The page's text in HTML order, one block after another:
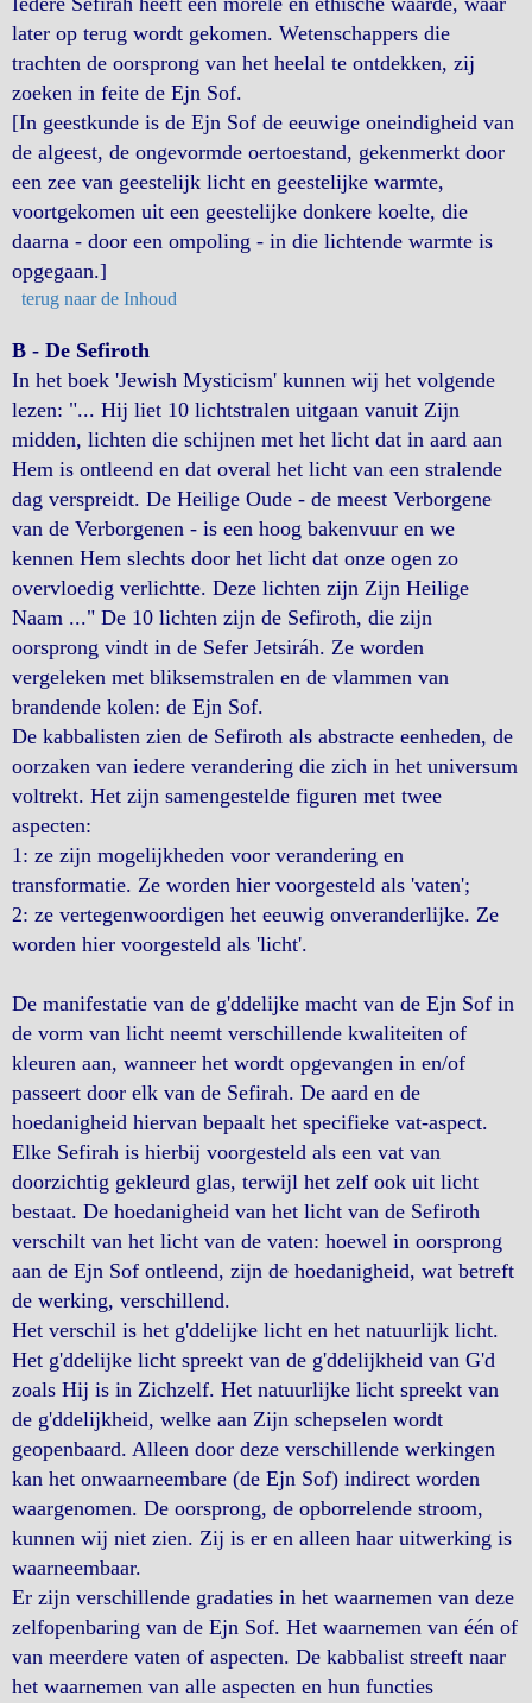
later op terug wordt gekomen. Wetenschappers die
trachten de oorsprong van het heelal te ontdekken, zij
zoeken in feite de Ejn Sof.
[In geestkunde is de Ejn Sof de eeuwige oneindigheid van
de algeest, de ongevormde oertoestand, gekenmerkt door
een zee van geestelijk licht en geestelijke warmte,
voortgekomen uit een geestelijke donkere koelte, die
daarna - door een ompoling - in die lichtende warmte is
opgegaan.]
terug naar de Inhoud
B - De Sefiroth
In het boek 'Jewish Mysticism' kunnen wij het volgende
lezen: "... Hij liet 10 lichtstralen uitgaan vanuit Zijn
midden, lichten die schijnen met het licht dat in aard aan
Hem is ontleend en dat overal het licht van een stralende
dag verspreidt. De Heilige Oude - de meest Verborgene
van de Verborgenen - is een hoog bakenvuur en we
kennen Hem slechts door het licht dat onze ogen zo
overvloedig verlichtte. Deze lichten zijn Zijn Heilige
Naam ..." De 10 lichten zijn de Sefiroth, die zijn
oorsprong vindt in de Sefer Jetsiráh. Ze worden
vergeleken met bliksemstralen en de vlammen van
brandende kolen: de Ejn Sof.
De kabbalisten zien de Sefiroth als abstracte eenheden, de
oorzaken van iedere verandering die zich in het universum
voltrekt. Het zijn samengestelde figuren met twee
aspecten:
1: ze zijn mogelijkheden voor verandering en
transformatie. Ze worden hier voorgesteld als 'vaten';
2: ze vertegenwoordigen het eeuwig onveranderlijke. Ze
worden hier voorgesteld als 'licht'.
De manifestatie van de g'ddelijke macht van de Ejn Sof in
de vorm van licht neemt verschillende kwaliteiten of
kleuren aan, wanneer het wordt opgevangen in en/of
passeert door elk van de Sefirah. De aard en de
hoedanigheid hiervan bepaalt het specifieke vat-aspect.
Elke Sefirah is hierbij voorgesteld als een vat van
doorzichtig gekleurd glas, terwijl het zelf ook uit licht
bestaat. De hoedanigheid van het licht van de Sefiroth
verschilt van het licht van de vaten: hoewel in oorsprong
aan de Ejn Sof ontleend, zijn de hoedanigheid, wat betreft
de werking, verschillend.
Het verschil is het g'ddelijke licht en het natuurlijk licht.
Het g'ddelijke licht spreekt van de g'ddelijkheid van G'd
zoals Hij is in Zichzelf. Het natuurlijke licht spreekt van
de g'ddelijkheid, welke aan Zijn schepselen wordt
geopenbaard. Alleen door deze verschillende werkingen
kan het onwaarneembare (de Ejn Sof) indirect worden
waargenomen. De oorsprong, de opborrelende stroom,
kunnen wij niet zien. Zij is er en alleen haar uitwerking is
waarneembaar.
Er zijn verschillende gradaties in het waarnemen van deze
zelfopenbaring van de Ejn Sof. Het waarnemen van één of
van meerdere vaten of aspecten. De kabbalist streeft naar
het waarnemen van alle aspecten en hun functies